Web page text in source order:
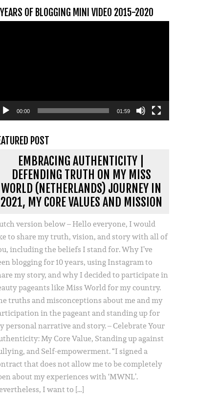
OF BLOGGING MINI VIDEO 2015-2020
00:00 01:59
POST
EMBRACING AUTHENTICITY |
DEFENDING TRUTH ON MY MISS
WORLD (NETHERLANDS) JOURNEY IN
2021, MY CORE VALUES AND MISSION
version below – Hello everyone, I would
to share my truth, vision, and story with all of
including the beliefs I stand for. Why I’ve
blogging for 10 years, using Instagram to
my story, and why I decided to participate in
pageants like Miss World for my country.
truths and misconceptions about me and my
in the pageant and standing up for
personal narrative and story. – Celebrate Your
My Core Value, Standing up against
and Self-empowerment. “I signed a
that does not allow me to be completely
about my experiences with ‘MWNL’.
I want to […]